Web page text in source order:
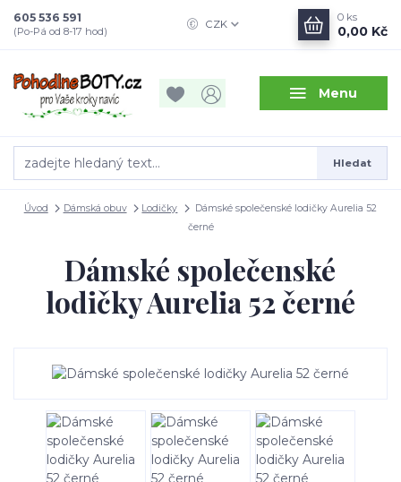
Menu
CZK
Hledat
605 536 591
(Po-Pá od 8-17 hod)
0 ks
0,00 Kč
Úvod Dámská obuv Lodičky
Dámské společenské lodičky Aurelia 52
černé
Dámské společenské
lodičky Aurelia 52 černé